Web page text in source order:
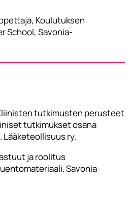
Koulutuksen
School, Savonia-
tutkimusten perusteet
tutkimukset osana
Lääketeollisuus ry.
ja roolitus
Savonia-